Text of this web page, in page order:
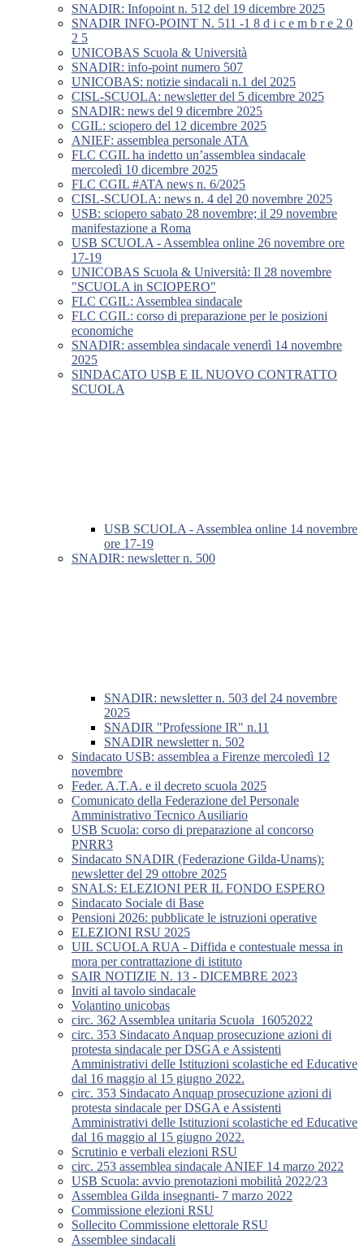
SNADIR: Infopoint n. 512 del 19 dicembre 2025
SNADIR INFO-POINT N. 511 -1 8 d i c e m b r e 2 0
2 5
UNICOBAS Scuola & Università
SNADIR: info-point numero 507
UNICOBAS: notizie sindacali n.1 del 2025
CISL-SCUOLA: newsletter del 5 dicembre 2025
SNADIR: news del 9 dicembre 2025
CGIL: sciopero del 12 dicembre 2025
ANIEF: assemblea personale ATA
FLC CGIL ha indetto un’assemblea sindacale
mercoledì 10 dicembre 2025
FLC CGIL #ATA news n. 6/2025
CISL-SCUOLA: news n. 4 del 20 novembre 2025
USB: sciopero sabato 28 novembre; il 29 novembre
manifestazione a Roma
USB SCUOLA - Assemblea online 26 novembre ore
17-19
UNICOBAS Scuola & Università: Il 28 novembre
"SCUOLA in SCIOPERO"
FLC CGIL: Assemblea sindacale
FLC CGIL: corso di preparazione per le posizioni
economiche
SNADIR: assemblea sindacale venerdì 14 novembre
2025
SINDACATO USB E IL NUOVO CONTRATTO
SCUOLA
USB SCUOLA - Assemblea online 14 novembre
ore 17-19
SNADIR: newsletter n. 500
SNADIR: newsletter n. 503 del 24 novembre
2025
SNADIR "Professione IR" n.11
SNADIR newsletter n. 502
Sindacato USB: assemblea a Firenze mercoledì 12
novembre
Feder. A.T.A. e il decreto scuola 2025
Comunicato della Federazione del Personale
Amministrativo Tecnico Ausiliario
USB Scuola: corso di preparazione al concorso
PNRR3
Sindacato SNADIR (Federazione Gilda-Unams):
newsletter del 29 ottobre 2025
SNALS: ELEZIONI PER IL FONDO ESPERO
Sindacato Sociale di Base
Pensioni 2026: pubblicate le istruzioni operative
ELEZIONI RSU 2025
UIL SCUOLA RUA - Diffida e contestuale messa in
mora per contrattazione di istituto
SAIR NOTIZIE N. 13 - DICEMBRE 2023
Inviti al tavolo sindacale
Volantino unicobas
circ. 362 Assemblea unitaria Scuola_16052022
circ. 353 Sindacato Anquap prosecuzione azioni di
protesta sindacale per DSGA e Assistenti
Amministrativi delle Istituzioni scolastiche ed Educative
dal 16 maggio al 15 giugno 2022.
circ. 353 Sindacato Anquap prosecuzione azioni di
protesta sindacale per DSGA e Assistenti
Amministrativi delle Istituzioni scolastiche ed Educative
dal 16 maggio al 15 giugno 2022.
Scrutinio e verbali elezioni RSU
circ. 253 assemblea sindacale ANIEF 14 marzo 2022
USB Scuola: avvio prenotazioni mobilità 2022/23
Assemblea Gilda insegnanti- 7 marzo 2022
Commissione elezioni RSU
Sollecito Commissione elettorale RSU
Assemblee sindacali